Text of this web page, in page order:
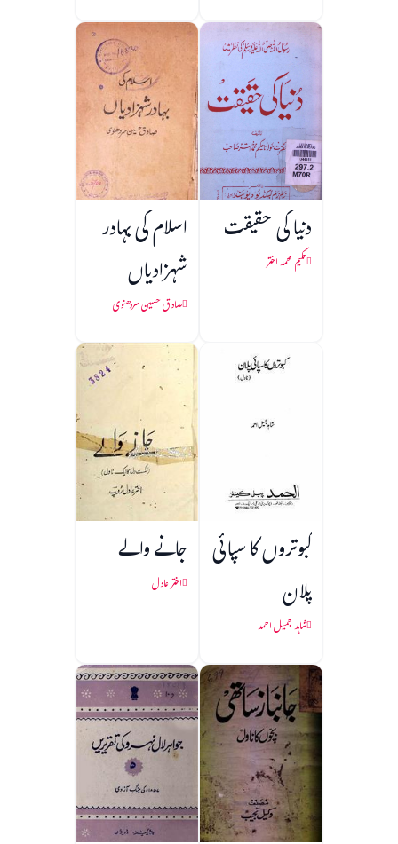
دنیا کی حقیقت
حکیم محمد اختر
اسلام کی بہادر
شہزادیاں
صادق حسین سردھنوی
کبوتروں کا سپائی
پلان
شاہد جمیل احمد
جانے والے
اختر عادل